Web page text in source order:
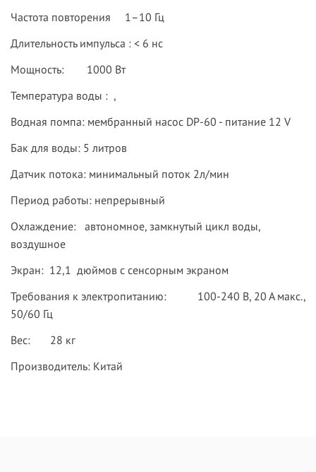
Частота повторения 1–10 Гц
Длительность импульса : < 6 нс
Мощность: 1000 Вт
Температура воды : ,
Водная помпа: мембранный насос DP-60 - питание 12 V
Бак для воды: 5 литров
Датчик потока: минимальный поток 2л/мин
Период работы: непрерывный
Охлаждение: автономное, замкнутый цикл воды,
воздушное
Экран: 12,1 дюймов с сенсорным экраном
Требования к электропитанию: 100-240 В, 20 А макс.,
50/60 Гц
Вес: 28 кг
Производитель: Китай